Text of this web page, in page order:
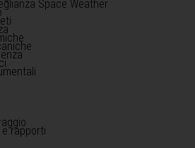
Space Weather
rapporti